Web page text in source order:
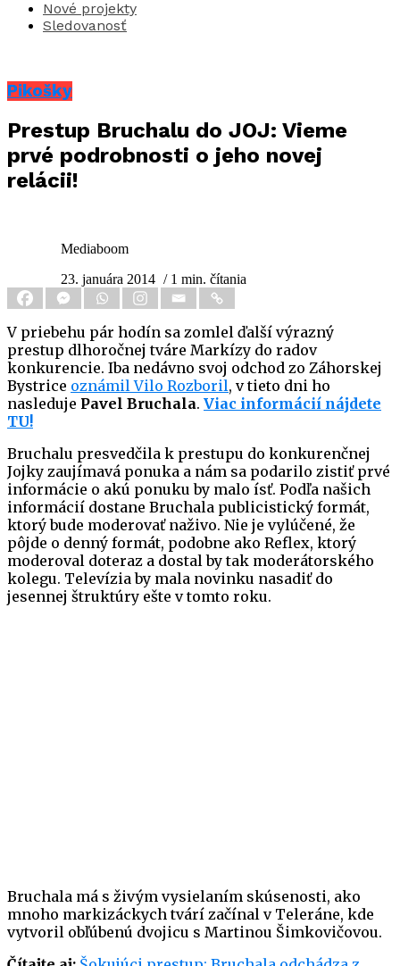
Nové projekty
Sledovanosť
Pikošky
Prestup Bruchalu do JOJ: Vieme
prvé podrobnosti o jeho novej
relácii!
Mediaboom
23. januára 2014 / 1 min. čítania
V priebehu pár hodín sa zomlel ďalší výrazný
prestup dlhoročnej tváre Markízy do radov
konkurencie. Iba nedávno svoj odchod zo Záhorskej
Bystrice oznámil Vilo Rozboril, v tieto dni ho
nasleduje Pavel Bruchala. Viac informácií nájdete
TU!
Bruchalu presvedčila k prestupu do konkurenčnej
Jojky zaujímavá ponuka a nám sa podarilo zistiť prvé
informácie o akú ponuku by malo ísť. Podľa našich
informácií dostane Bruchala publicistický formát,
ktorý bude moderovať naživo. Nie je vylúčené, že
pôjde o denný formát, podobne ako Reflex, ktorý
moderoval doteraz a dostal by tak moderátorského
kolegu. Televízia by mala novinku nasadiť do
jesennej štruktúry ešte v tomto roku.
Bruchala má s živým vysielaním skúsenosti, ako
mnoho markizáckych tvárí začínal v Teleráne, kde
vytvoril obľúbenú dvojicu s Martinou Šimkovičovou.